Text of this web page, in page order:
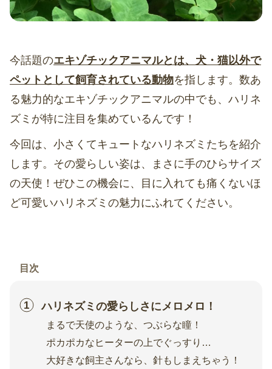
今話題のエキゾチックアニマルとは、犬・猫以外で
ペットとして飼育されている動物を指します。数あ
る魅力的なエキゾチックアニマルの中でも、ハリネ
ズミが特に注目を集めているんです！
今回は、小さくてキュートなハリネズミたちを紹介
します。その愛らしい姿は、まさに手のひらサイズ
の天使！ぜひこの機会に、目に入れても痛くないほ
ど可愛いハリネズミの魅力にふれてください。
目次
ハリネズミの愛らしさにメロメロ！
まるで天使のような、つぶらな瞳！
ポカポカなヒーターの上でぐっすり…
大好きな飼主さんなら、針もしまえちゃう！